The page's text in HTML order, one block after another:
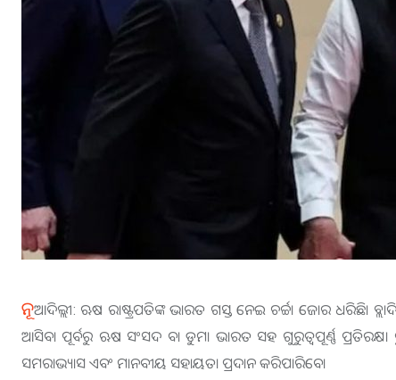
ନୂଆଦିଲ୍ଲୀ: ଋଷ ରାଷ୍ଟ୍ରପତିଙ୍କ ଭାରତ ଗସ୍ତ ନେଇ ଚର୍ଚ୍ଚା ଜୋର ଧରିଛି।
ଆସିବା ପୂର୍ବରୁ ଋଷ ସଂସଦ ବା ଡୁମା ଭାରତ ସହ ଗୁରୁତ୍ବପୂର୍ଣ୍ଣ
ସମରାଭ୍ୟାସ ଏବଂ ମାନବୀୟ ସହାୟତା ପ୍ରଦାନ କରିପାରିବେ।